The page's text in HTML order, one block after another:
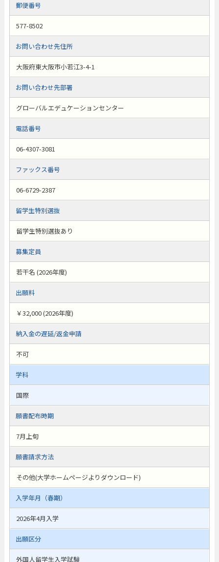
郵便番号
577-8502
お問い合わせ先住所
大阪府東大阪市小若江3-4-1
お問い合わせ先部署
グローバルエデュケーションセンター
電話番号
06-4307-3081
ファックス番号
06-6729-2387
留学生特別選抜
留学生特別選抜あり
募集定員
若干名 (2026年度)
出願料
￥32,000 (2026年度)
納入金の遅延/返金申請
不可
学科
国際
願書配布時期
7月上旬
願書請求方法
その他(大学ホームページよりダウンロード)
入学年月（春期）
2026年4月入学
出願区分
外国人留学生入学試験